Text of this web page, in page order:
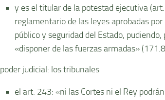
y es el titular de la potestad ejecutiva
reglamentario de las leyes aprobadas
público y seguridad del Estado,
«disponer de las fuerzas armadas»
poder judicial: los tribunales
el art. 243: «ni las Cortes ni el Rey